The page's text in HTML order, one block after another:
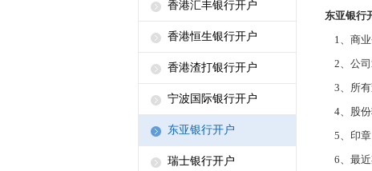
香港汇丰银行开户
香港恒生银行开户
香港渣打银行开户
宁波国际银行开户
东亚银行开户
瑞士银行开户
东亚银行
1、商
2、公
3、所
4、股
5、印
6、最